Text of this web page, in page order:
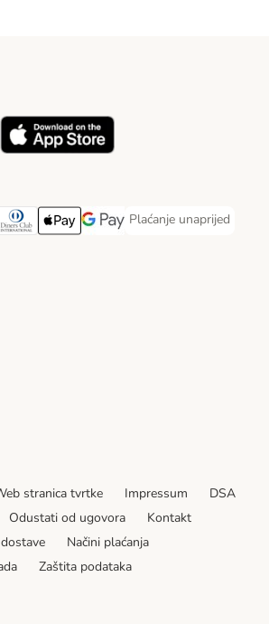
Method
Express Payment Method
Club Payment Method
Payment MethodGoogle pay Payment Method
Plaćanje unaprijed
Plaćanje unaprijed
stranica tvrtke Impressum
DSA
Odustati od ugovora
Kontakt
Načini plaćanja
Zaštita podataka